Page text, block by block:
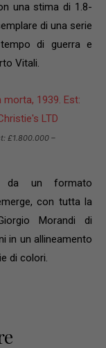
una stima di 1.8-
di una serie
di guerra e
Vitali.
£1.800.000 –
da un formato
con tutta la
Morandi di
in un allineamento
di colori.